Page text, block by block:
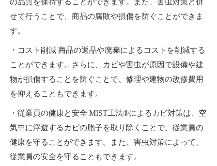
の品質を保持することができます。また、害虫対策と併
せて行うことで、商品の腐敗や損傷を防ぐことができま
す。
・コスト削減 商品の返品や廃棄によるコストを削減する
ことができます。さらに、カビや害虫が原因で設備や建
物が損傷することを防ぐことで、修理や建物の改修費用
を抑えることもできます。
・従業員の健康と安全 MIST工法®によるカビ対策は、空
気中に浮遊するカビの胞子を取り除くことで、従業員の
健康を守ることができます。また、害虫対策によって、
従業員の安全を守ることもできます。